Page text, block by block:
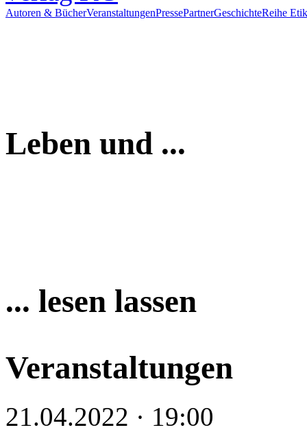
Autoren & BücherVeranstaltungenPressePartnerGeschichteReihe
Leben und ...
... lesen lassen
Veranstaltungen
21.04.2022 · 19:00